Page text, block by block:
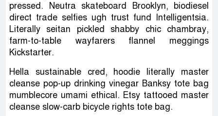
pressed. Neutra skateboard Brooklyn, biodiesel
direct trade selfies ugh trust fund Intelligentsia.
Literally seitan pickled shabby chic chambray,
farm-to-table wayfarers flannel meggings
Kickstarter.
Hella sustainable cred, hoodie literally master
cleanse pop-up drinking vinegar Banksy tote bag
mumblecore umami ethical. Etsy tattooed master
cleanse slow-carb bicycle rights tote bag.